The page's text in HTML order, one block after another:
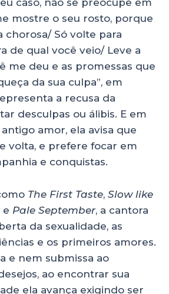
caso, não se preocupe em
mostre o seu rosto, porque
chorosa/ Só volte para
de qual você veio/ Leve a
me deu e as promessas que
da sua culpa”, em
a recusa da
desculpas ou álibis. E em
amor, ela avisa que
volta, e prefere focar em
e conquistas.
The First Taste, Slow like
e Pale September, a cantora
da sexualidade, as
e os primeiros amores.
e nem submissa ao
ao encontrar sua
ela avança exigindo ser